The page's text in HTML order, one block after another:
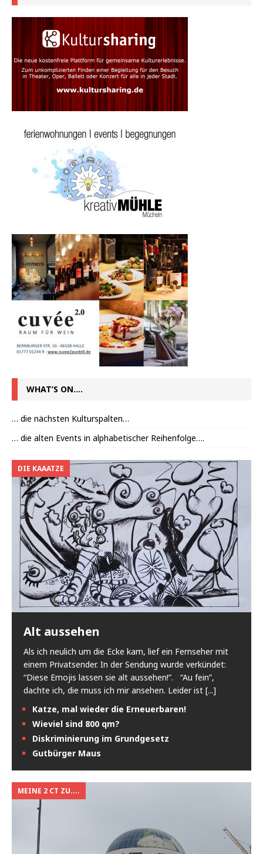
WHAT’S ON….
… die nächsten Kulturspalten…
… die alten Events in alphabetischer Reihenfolge….
DIE KAAATZE
Alt aussehen
Als ich neulich um die Ecke kam, lief ein Fernseher mit
einem Privatsender. In der Sendung wurde verkündet:
“Diese Emojis lassen sie alt aussehen!”. “Au fein”,
dachte ich, die muss ich mir ansehen. Leider ist [...]
Katze, mal wieder die Erneuerbaren!
Wieviel sind 800 qm?
Diskriminierung im Grundgesetz
Gutbürger Maus
MEINE 2 CT ZU....